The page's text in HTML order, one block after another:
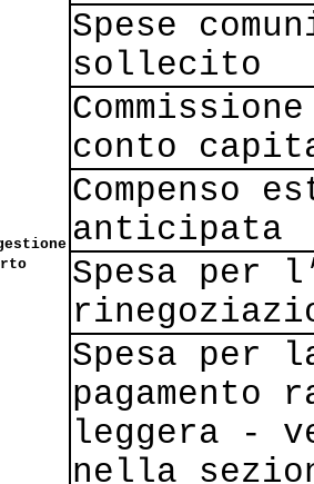
Spese
sollecito
conto
Compenso
anticipata
Spesa per
Spesa per
pagamento
leggera -
nella